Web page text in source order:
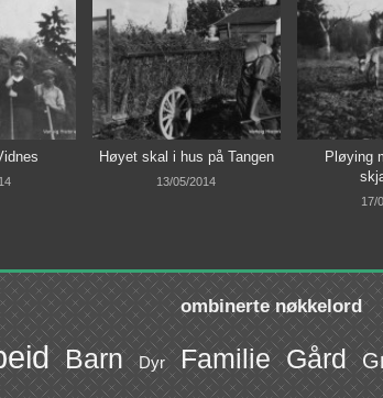
Høyet skal i hus på Tangen
13/05/2014
Pløying
17/
ombinerte nøkkelord
Barn Dyr Familie Gård